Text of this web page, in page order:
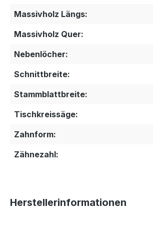
Massivholz Längs:
Massivholz Quer:
Nebenlöcher:
Schnittbreite:
Stammblattbreite:
Tischkreissäge:
Zahnform:
Zähnezahl:
Herstellerinformationen